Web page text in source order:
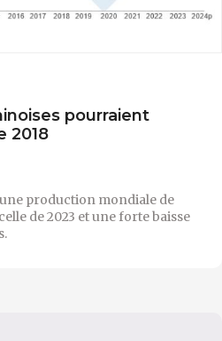
pourraient
2018
production mondiale de
de 2023 et une forte baisse